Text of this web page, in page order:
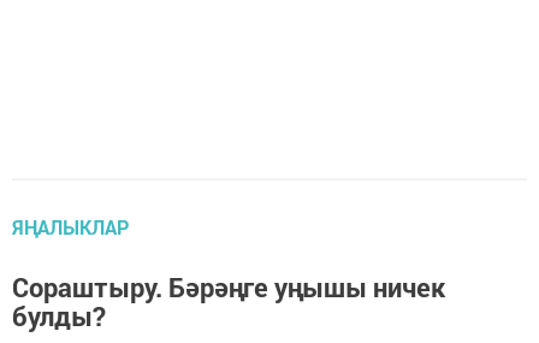
ЯҢАЛЫКЛАР
Сораштыру. Бәрәңге уңышы ничек
булды?